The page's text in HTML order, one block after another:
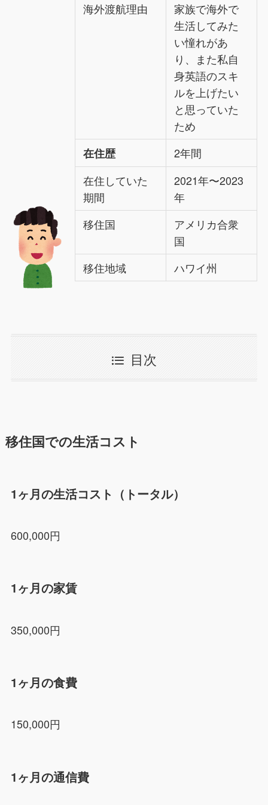
海外渡航理由
家族で海外で
生活してみた
い憧れがあ
り、また私自
身英語のスキ
ルを上げたい
と思っていた
ため
在住歴
2年間
在住していた
期間
2021年〜2023
年
移住国
アメリカ合衆
国
移住地域
ハワイ州
目次
移住国での生活コスト
1ヶ月の生活コスト（トータル）
600,000円
1ヶ月の家賃
350,000円
1ヶ月の食費
150,000円
1ヶ月の通信費